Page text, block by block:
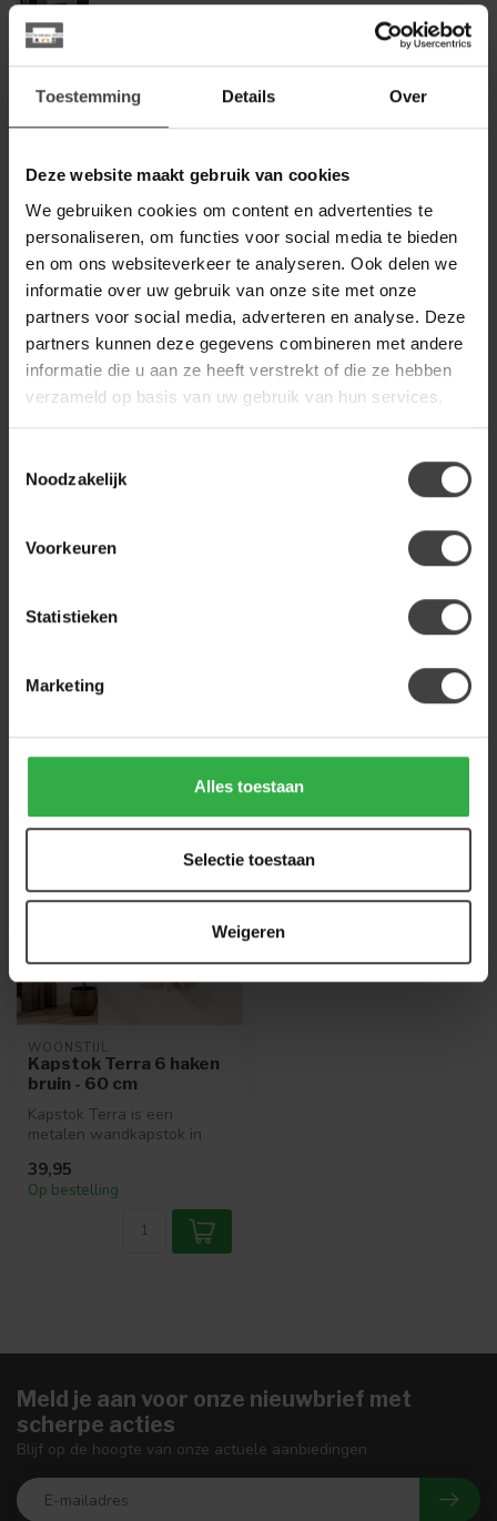
Toestemming Details Over
Deze website maakt gebruik van cookies
We gebruiken cookies om content en advertenties te
personaliseren, om functies voor social media te bieden
en om ons websiteverkeer te analyseren. Ook delen we
informatie over uw gebruik van onze site met onze
partners voor social media, adverteren en analyse. Deze
partners kunnen deze gegevens combineren met andere
informatie die u aan ze heeft verstrekt of die ze hebben
verzameld op basis van uw gebruik van hun services.
Noodzakelijk
Voorkeuren
Statistieken
Marketing
Alles toestaan
Selectie toestaan
Weigeren
WoonStijl Kapstok rek 14
Op voorraad
249,00
WOONSTIJL
haken hoedenplank / Massief
acacia naturel
WoonStijl Kapstok tweak 13
haken breed
Op voorraad
149,00
Of heb je hulp nodig bij de bestelling? Neem
gerust contact op met onze klantenservice
Recent bekeken
WOONSTIJL
Kapstok Terra 6 haken
bruin - 60 cm
Kapstok Terra is een
metalen wandkapstok in
zes stevig...
39,95
Op bestelling
Meld je aan voor onze nieuwbrief met
scherpe acties
Blijf op de hoogte van onze actuele aanbiedingen